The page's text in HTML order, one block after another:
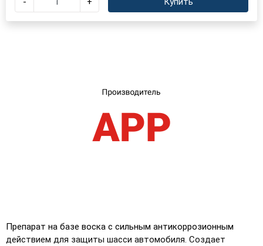
Препарат на базе воска с сильным антикоррозионным
действием для защиты шасси автомобиля. Создает